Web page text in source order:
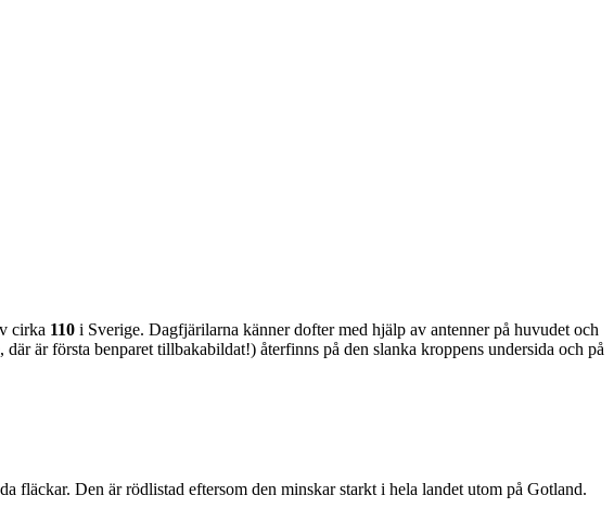
cirka 110 i Sverige. Dagfjärilarna känner dofter med hjälp av antenner på huvudet och
är första benparet tillbakabildat!) återfinns på den slanka kroppens undersida och på
Den är rödlistad eftersom den minskar starkt i hela landet utom på Gotland.